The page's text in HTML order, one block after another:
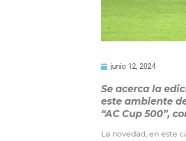
junio 12, 2024
Se acerca la
este ambiente
“AC Cup 500”,
La novedad, en este